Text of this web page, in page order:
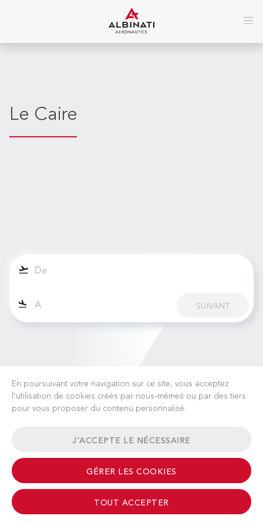
Le Caire
SUIVANT
CONDITIONS GÉNÉRALES CONTACT
© 2026 Albinati Aeronautics - All Rights Reserved
En poursuivant votre navigation sur ce site, vous acceptez
l’utilisation de cookies créés par nous-mêmes ou par des tiers
pour vous proposer du contenu personnalisé.
J'ACCEPTE LE NÉCESSAIRE
GÉRER LES COOKIES
TOUT ACCEPTER